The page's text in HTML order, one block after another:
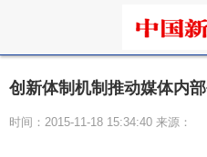
创新体制机制推动媒体内
时间：2015-11-18 15:34:40 来源：